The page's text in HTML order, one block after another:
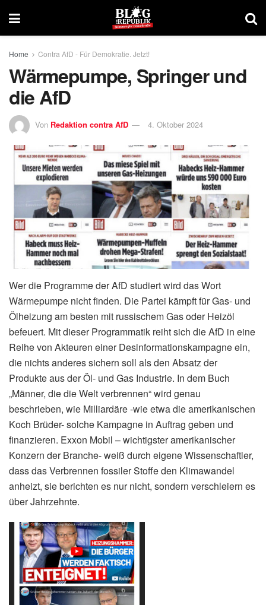
Home Contra AfD - Für Demokratie. Jetzt!
Wärmepumpe, Springer und
die AfD
Von Redaktion contra AfD 4. Oktober 2024
Wer die Programme der AfD studiert wird das Wort
Wärmepumpe nicht finden. Die Partei kämpft für Gas- und
Ölheizung am besten mit russischem Gas oder Heizöl
befeuert. Mit dieser Programmatik reiht sich die AfD in eine
Reihe von Akteuren einer Desinformationskampagne ein,
die nichts anderes sichern soll als den Absatz der
Produkte aus der Öl- und Gas Industrie. In dem Buch
„Männer, die die Welt verbrennen“ wird genau
beschrieben, wie Milliardäre -wie etwa die amerikanischen
Koch Brüder- solche Kampagne in Auftrag geben und
finanzieren. Exxon Mobil – wichtigster amerikanischer
Konzern der Branche- weiß durch eigene Wissenschaftler,
dass das Verbrennen fossiler Stoffe den Klimawandel
anheizt, sie berichten es nur nicht, sondern verschleiern es
über Jahrzehnte.